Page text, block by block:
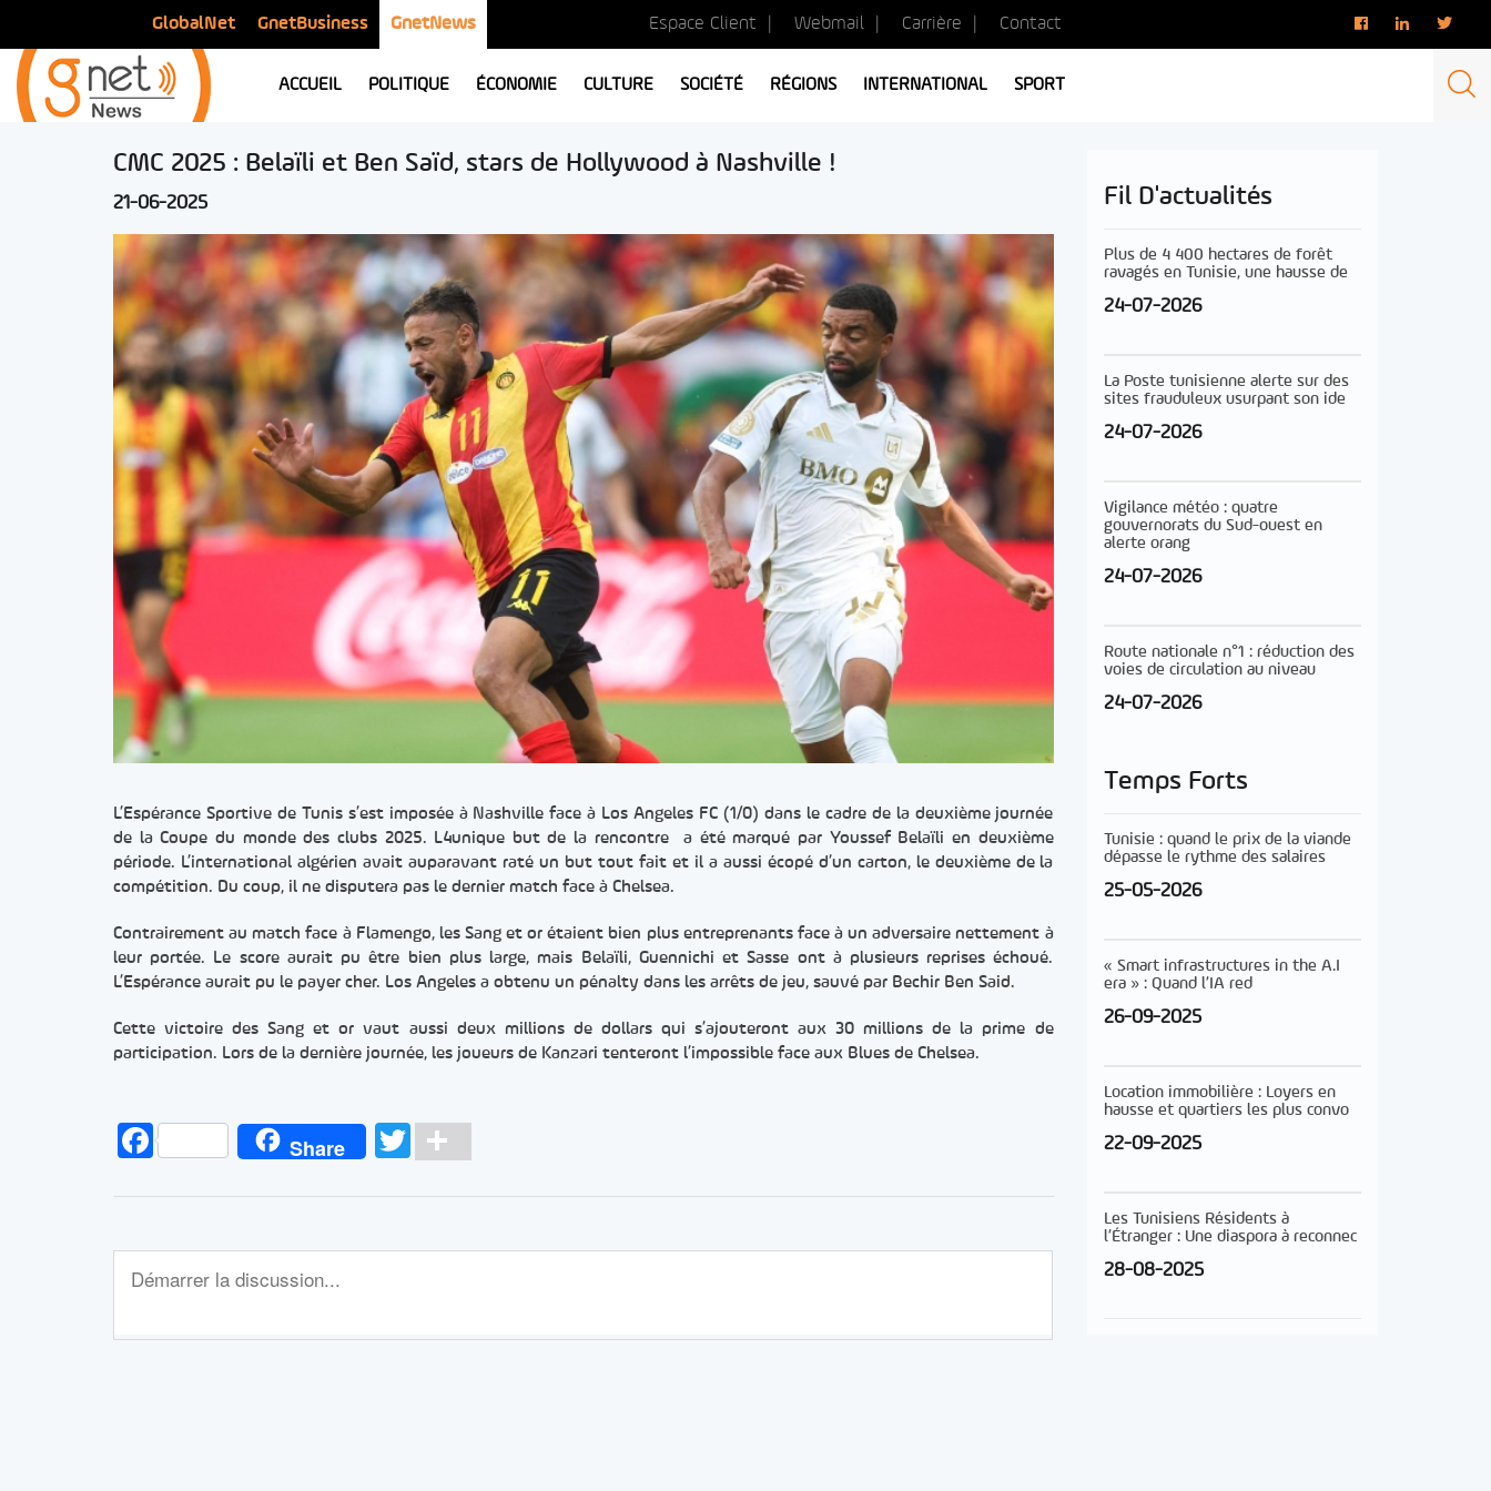
GlobalNet GnetBusiness GnetNews Espace Client Webmail Carrière Contact
ACCUEIL POLITIQUE ÉCONOMIE CULTURE SOCIÉTÉ RÉGIONS INTERNATIONAL SPORT
CMC 2025 : Belaïli et Ben Saïd, stars de Hollywood à Nashville !
21-06-2025
L’Espérance Sportive de Tunis s’est imposée à Nashville face à Los Angeles FC (1/0) dans le cadre de la deuxième journée
de la Coupe du monde des clubs 2025. L4unique but de la rencontre a été marqué par Youssef Belaïli en deuxième
période. L’international algérien avait auparavant raté un but tout fait et il a aussi écopé d’un carton, le deuxième de la
compétition. Du coup, il ne disputera pas le dernier match face à Chelsea.
Contrairement au match face à Flamengo, les Sang et or étaient bien plus entreprenants face à un adversaire nettement à
leur portée. Le score aurait pu être bien plus large, mais Belaïli, Guennichi et Sasse ont à plusieurs reprises échoué.
L’Espérance aurait pu le payer cher. Los Angeles a obtenu un pénalty dans les arrêts de jeu, sauvé par Bechir Ben Said.
Cette victoire des Sang et or vaut aussi deux millions de dollars qui s’ajouteront aux 30 millions de la prime de
participation. Lors de la dernière journée, les joueurs de Kanzari tenteront l’impossible face aux Blues de Chelsea.
FacebookShare Twitter
Fil D'actualités
Plus de 4 400 hectares de forêt
ravagés en Tunisie, une hausse de
24-07-2026
La Poste tunisienne alerte sur des
sites frauduleux usurpant son ide
24-07-2026
Vigilance météo : quatre
gouvernorats du Sud-ouest en
alerte orang
24-07-2026
Route nationale n°1 : réduction des
voies de circulation au niveau
24-07-2026
Temps Forts
Tunisie : quand le prix de la viande
dépasse le rythme des salaires
25-05-2026
« Smart infrastructures in the A.I
era » : Quand l’IA red
26-09-2025
Location immobilière : Loyers en
hausse et quartiers les plus convo
22-09-2025
Les Tunisiens Résidents à
l’Étranger : Une diaspora à reconnec
28-08-2025